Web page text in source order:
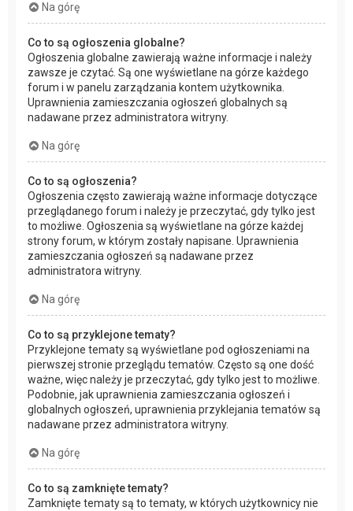
Na górę
Co to są ogłoszenia globalne?
Ogłoszenia globalne zawierają ważne informacje i należy
zawsze je czytać. Są one wyświetlane na górze każdego
forum i w panelu zarządzania kontem użytkownika.
Uprawnienia zamieszczania ogłoszeń globalnych są
nadawane przez administratora witryny.
Na górę
Co to są ogłoszenia?
Ogłoszenia często zawierają ważne informacje dotyczące
przeglądanego forum i należy je przeczytać, gdy tylko jest
to możliwe. Ogłoszenia są wyświetlane na górze każdej
strony forum, w którym zostały napisane. Uprawnienia
zamieszczania ogłoszeń są nadawane przez
administratora witryny.
Na górę
Co to są przyklejone tematy?
Przyklejone tematy są wyświetlane pod ogłoszeniami na
pierwszej stronie przeglądu tematów. Często są one dość
ważne, więc należy je przeczytać, gdy tylko jest to możliwe.
Podobnie, jak uprawnienia zamieszczania ogłoszeń i
globalnych ogłoszeń, uprawnienia przyklejania tematów są
nadawane przez administratora witryny.
Na górę
Co to są zamknięte tematy?
Zamknięte tematy są to tematy, w których użytkownicy nie